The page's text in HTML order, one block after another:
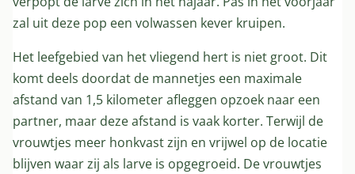
zal uit deze pop een volwassen kever kruipen.
Het leefgebied van het vliegend hert is niet groot. Dit
komt deels doordat de mannetjes een maximale
afstand van 1,5 kilometer afleggen opzoek naar een
partner, maar deze afstand is vaak korter. Terwijl de
vrouwtjes meer honkvast zijn en vrijwel op de locatie
blijven waar zij als larve is opgegroeid. De vrouwtjes